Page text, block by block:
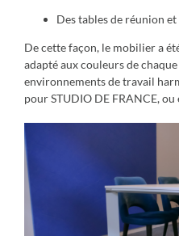
Des tables de réunion
De cette façon, le mobilier a
adapté aux couleurs de
environnements de travail
pour STUDIO DE FRANCE,